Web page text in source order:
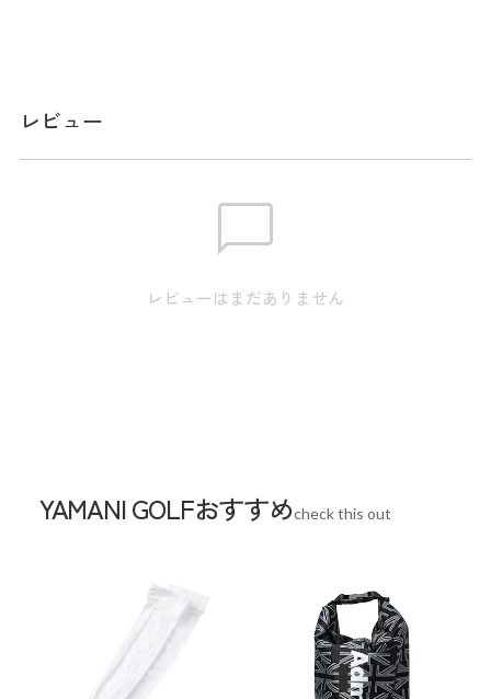
にも適しています
メーカー品番：ADLA606
【S】身丈:60.0cm / 肩幅:37.0cm / 身幅:49.0cm / 裾幅:45.0cm
※本表示は実寸となります。またアパレル商品タグのサイズ
表記は目安となります。
Sleeve length 58cm
51cm
Shoulder width 39cm
レビュー
レビューはまだありません
YAMANI GOLFおすすめcheck this out